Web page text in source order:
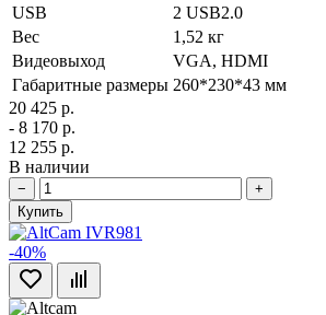
USB
2 USB2.0
Вес
1,52 кг
Видеовыход
VGA, HDMI
Габаритные размеры 260*230*43 мм
20 425 р.
- 8 170 р.
12 255 р.
В наличии
−
+
Купить
-40%